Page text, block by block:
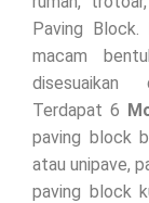
Paving Block.
macam
disesuaikan
Terdapat 6
paving block
atau unipave,
paving block